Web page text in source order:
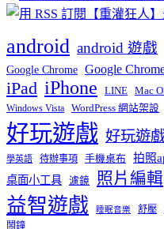
android android 遊戲
Google Chrome Google
iPad iPhone LINE Mac
Windows Vista WordPress 網站架設
好玩遊戲 好玩遊
學英語 待辦事項 手機桌布 拍照
桌面小工具 濾鏡 照片編輯
益智遊戲 睡眠音樂 舒壓
鬧鐘